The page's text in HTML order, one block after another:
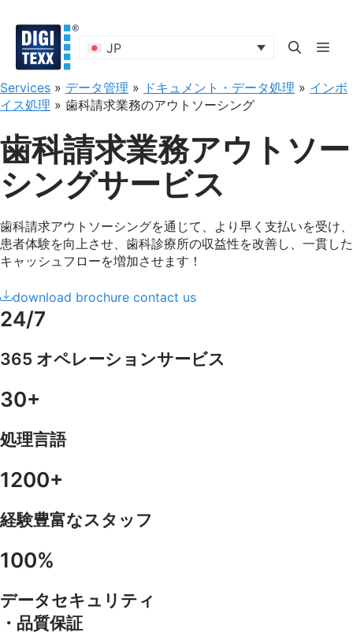
へ
ス
ッ
プ
JP メ
ニ
Services » データ管理 » ドキュメント・データ処理 » インボ
イス処理 » 歯科請求業務のアウトソーシング
歯科請求業務アウトソー
シングサービス
歯科請求アウトソーシングを通じて、より早く支払いを受け、
患者体験を向上させ、歯科診療所の収益性を改善し、一貫した
キャッシュフローを増加させます！
download brochure contact us
24/7
365 オペレーションサービス
30+
処理言語
1200+
経験豊富なスタッフ
100%
データセキュリティ
・品質保証